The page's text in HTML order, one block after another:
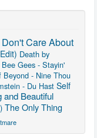
Care About
Death by
Bee Gees - Stayin'
Beyond - Nine Thou
- Du Hast Self
and Beautiful
The Only Thing